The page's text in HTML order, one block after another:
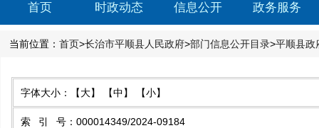
首页 时政动态 信息公开 政务服务
当前位置： 首页>长治市平顺县人民政府>部门信息公开目录>平顺县政
字体大小： 【大】 【中】 【小】
索引号 ： 000014349/2024-09184